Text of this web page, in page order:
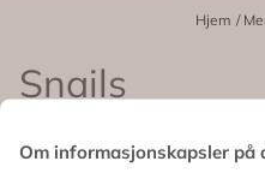
Hjem /
Snails
barnesminke og
Om informasjonskapsler på